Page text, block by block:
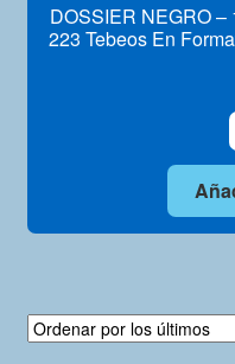
DOSSIER NEGRO
223 Tebeos En